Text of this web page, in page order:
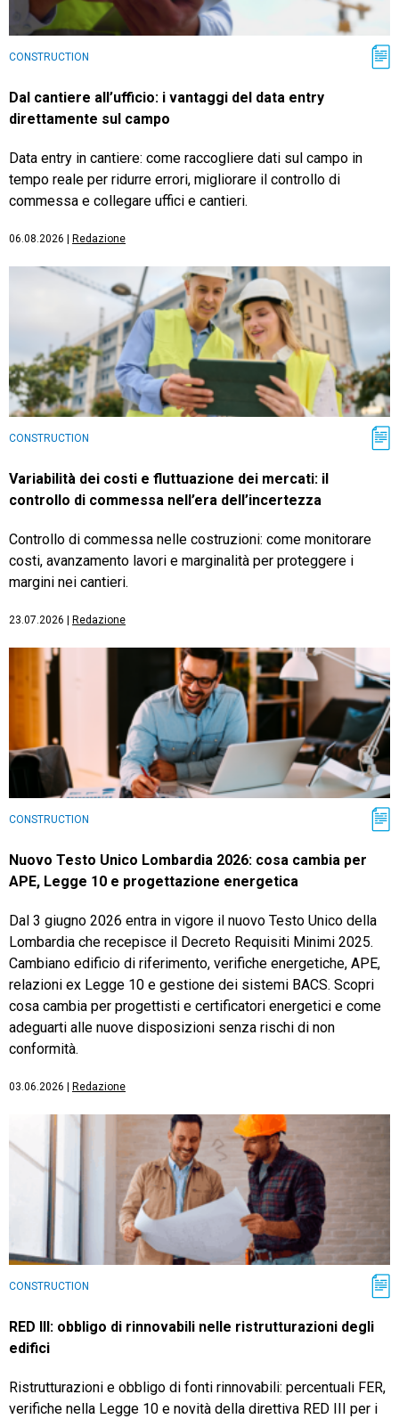
CONSTRUCTION
Dal cantiere all’ufficio: i vantaggi del data entry
direttamente sul campo
Data entry in cantiere: come raccogliere dati sul campo in
tempo reale per ridurre errori, migliorare il controllo di
commessa e collegare uffici e cantieri.
06.08.2026 Redazione
CONSTRUCTION
Variabilità dei costi e fluttuazione dei mercati: il
controllo di commessa nell’era dell’incertezza
Controllo di commessa nelle costruzioni: come monitorare
costi, avanzamento lavori e marginalità per proteggere i
margini nei cantieri.
23.07.2026 Redazione
CONSTRUCTION
Nuovo Testo Unico Lombardia 2026: cosa cambia per
APE, Legge 10 e progettazione energetica
Dal 3 giugno 2026 entra in vigore il nuovo Testo Unico della
Lombardia che recepisce il Decreto Requisiti Minimi 2025.
Cambiano edificio di riferimento, verifiche energetiche, APE,
relazioni ex Legge 10 e gestione dei sistemi BACS. Scopri
cosa cambia per progettisti e certificatori energetici e come
adeguarti alle nuove disposizioni senza rischi di non
conformità.
03.06.2026 Redazione
CONSTRUCTION
RED III: obbligo di rinnovabili nelle ristrutturazioni degli
edifici
Ristrutturazioni e obbligo di fonti rinnovabili: percentuali FER,
verifiche nella Legge 10 e novità della direttiva RED III per i